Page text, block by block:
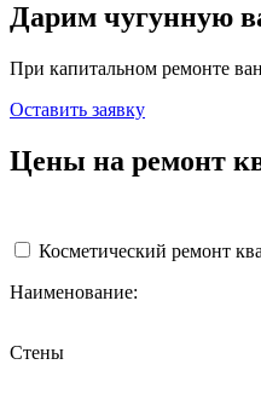
Дарим чугунную
При капитальном ремонте
Оставить заявку
Цены на ремонт
Косметический ремонт
Наименование:
Стены